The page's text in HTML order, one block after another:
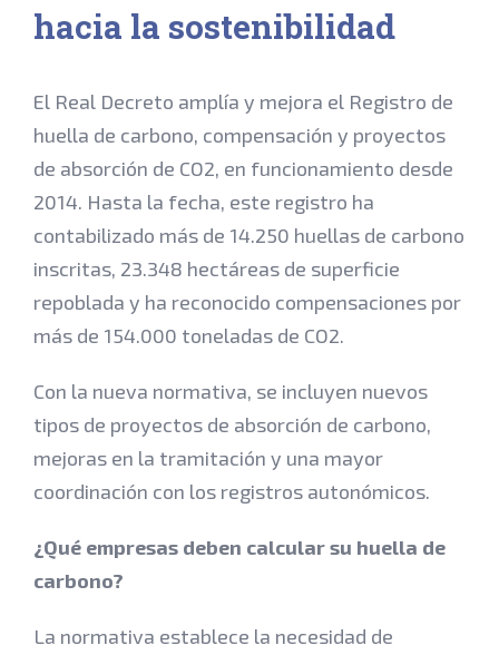
hacia la sostenibilidad
El Real Decreto amplía y mejora el Registro de
huella de carbono, compensación y proyectos
de absorción de CO2, en funcionamiento desde
2014. Hasta la fecha, este registro ha
contabilizado más de 14.250 huellas de carbono
inscritas, 23.348 hectáreas de superficie
repoblada y ha reconocido compensaciones por
más de 154.000 toneladas de CO2.
Con la nueva normativa, se incluyen nuevos
tipos de proyectos de absorción de carbono,
mejoras en la tramitación y una mayor
coordinación con los registros autonómicos.
¿Qué empresas deben calcular su huella de
carbono?
La normativa establece la necesidad de